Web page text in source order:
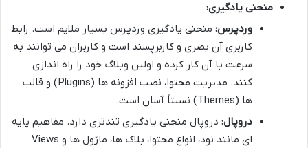
منحنی یادگیری:
وردپرس: منحنی یادگیری وردپرس بسیار ملایم است. رابط
کاربری آن بصری و کاربرپسند است و کاربران می توانند به
سرعت با آن کار کرده و اولین وبلاگ خود را راه اندازی
کنند. مدیریت محتوا، نصب افزونه ها (Plugins) و قالب
ها (Themes) نسبتاً آسان است.
دروپال: دروپال منحنی یادگیری تندتری دارد. مفاهیم پایه
ای مانند نود، انواع محتوا، بلاک ها، ماژول ها و Views